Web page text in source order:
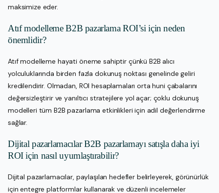
maksimize eder.
Atıf modelleme B2B pazarlama ROI’si için neden
önemlidir?
Atıf modelleme hayati öneme sahiptir çünkü B2B alıcı
yolculuklarında birden fazla dokunuş noktası genelinde geliri
kredilendirir. Olmadan, ROI hesaplamaları orta huni çabalarını
değersizleştirir ve yanıltıcı stratejilere yol açar; çoklu dokunuş
modelleri tüm B2B pazarlama etkinlikleri için adil değerlendirme
sağlar.
Dijital pazarlamacılar B2B pazarlamayı satışla daha iyi
ROI için nasıl uyumlaştırabilir?
Dijital pazarlamacılar, paylaşılan hedefler belirleyerek, görünürlük
için entegre platformlar kullanarak ve düzenli incelemeler